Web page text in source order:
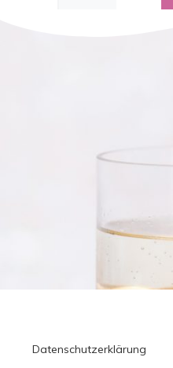
Datenschutzerklärung